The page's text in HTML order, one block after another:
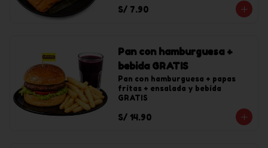
S/ 7.90
Pan con hamburguesa +
bebida GRATIS
Pan con hamburguesa + papas
fritas + ensalada y bebida
GRATIS
S/ 14.90